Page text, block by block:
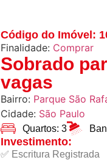
Código do Imóvel:
Finalidade: Comprar
Sobrado
vagas
Bairro: Parque São
Cidade: São Paulo
Quartos: 3
Investimento:
✅ Escritura Registrada